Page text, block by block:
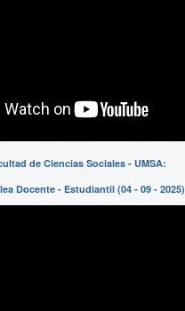
de Ciencias Sociales - UMSA:
Docente - Estudiantil (04 - 09 - 2025)